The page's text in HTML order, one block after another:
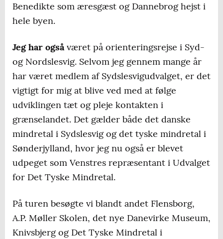
Benedikte som æresgæst og Dannebrog hejst i
hele byen.
Jeg har ogsåværet på orienteringsrejse i Syd-
og Nordslesvig. Selvom jeg gennem mange år
har været medlem af Sydslesvigudvalget, er det
vigtigt for mig at blive ved med at følge
udviklingen tæt og pleje kontakten i
grænselandet. Det gælder både det danske
mindretal i Sydslesvig og det tyske mindretal i
Sønderjylland, hvor jeg nu også er blevet
udpeget som Venstres repræsentant i Udvalget
for Det Tyske Mindretal.
På turen besøgte vi blandt andet Flensborg,
A.P. Møller Skolen, det nye Danevirke Museum,
Knivsbjerg og Det Tyske Mindretal i